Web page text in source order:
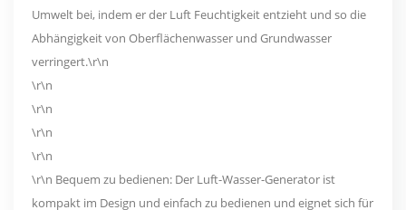
Umwelt bei, indem er der Luft Feuchtigkeit entzieht und so die
Abhängigkeit von Oberflächenwasser und Grundwasser
verringert.\r\n
\r\n
\r\n
\r\n
\r\n
\r\n Bequem zu bedienen: Der Luft-Wasser-Generator ist
kompakt im Design und einfach zu bedienen und eignet sich für